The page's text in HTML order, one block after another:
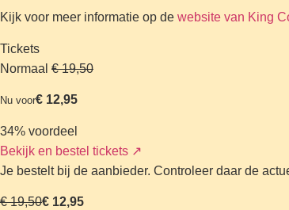
Kijk voor meer informatie op de website van King
Tickets
Normaal € 19,50
Nu voor€ 12,95
34% voordeel
Bekijk en bestel tickets ↗
Je bestelt bij de aanbieder. Controleer daar de
€ 19,50€ 12,95